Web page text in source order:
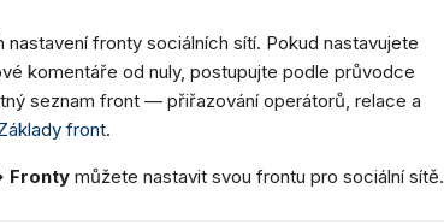
fronty sociálních sítí. Pokud nastavujete
komentáře od nuly, postupujte podle průvodce
seznam front — přiřazování operátorů, relace a
front.
Fronty můžete nastavit svou frontu pro sociální sítě.